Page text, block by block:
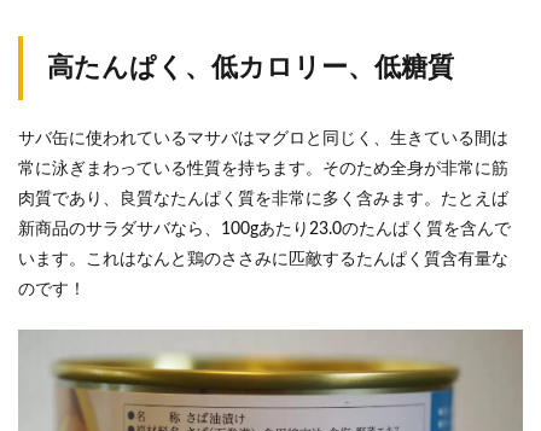
高たんぱく、低カロリー、低糖質
サバ缶に使われているマサバはマグロと同じく、生きている間は
常に泳ぎまわっている性質を持ちます。そのため全身が非常に筋
肉質であり、良質なたんぱく質を非常に多く含みます。たとえば
新商品のサラダサバなら、100gあたり23.0のたんぱく質を含んで
います。これはなんと鶏のささみに匹敵するたんぱく質含有量な
のです！